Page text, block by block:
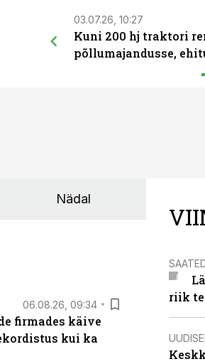
03.07.26, 10:27
Kuni 200 hj traktori
põllumajandusse,
Nädal
06.08.26, 09:34
firmades käive
kui ka
riik